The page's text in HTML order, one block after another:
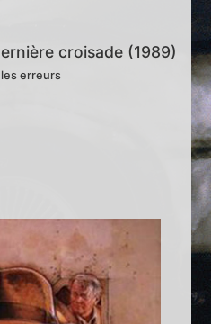
croisade (1989)
erreurs